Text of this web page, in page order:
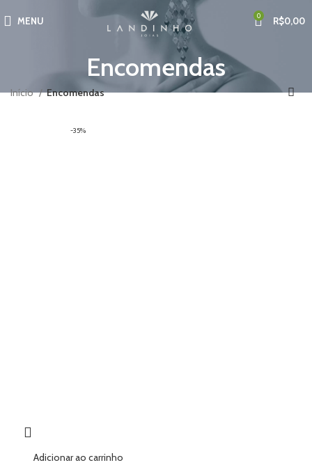
MENU 0 R$0,00
Encomendas
Início Encomendas
-35%
Adicionar ao carrinho